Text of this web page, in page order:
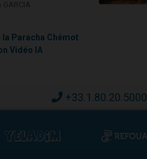
la Paracha Chémot
Vidéo IA
+33.1.80.20.5000